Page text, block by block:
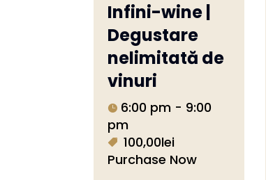
Infini-wine |
Degustare
nelimitată de
vinuri
6:00 pm - 9:00
pm
100,00lei
Purchase Now